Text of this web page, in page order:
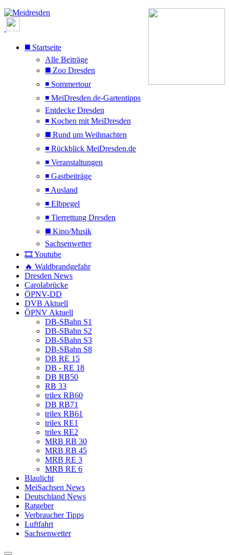
◼️ Startseite
Alle Beiträge
◼️ Zoo Dresden
◾ Sommertour
◾ MeiDresden.de-Gartentipps
Entdecke Dresden
◾ Kochen mit MeiDresden
◼️ Rund um Weihnachten
◾ Rückblick MeiDresden.de
◾ Veranstaltungen
◾ Gastbeiträge
◾ Ausland
◾ Elbpegel
◾ Tierrettung Dresden
◼️ Kino/Musik
Sachsenwetter
🎞️ Youtube
🔥 Waldbrandgefahr
Dresden News
Carolabrücke
ÖPNV-DD
DVB Aktuell
ÖPNV Aktuell
DB-SBahn S1
DB-SBahn S2
DB-SBahn S3
DB-SBahn S8
DB RE 15
DB - RE 18
DB RB50
RB 33
trilex RB60
DB RB71
trilex RB61
trilex RE1
trilex RE2
MRB RB 30
MRB RB 45
MRB RE 3
MRB RE 6
Blaulicht
MeiSachsen News
Deutschland News
Ratgeber
Verbraucher Tipps
Luftfahrt
Sachsenwetter